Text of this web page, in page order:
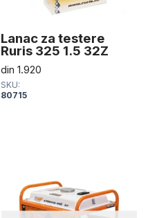
Lanac za testere
Ruris 325 1.5 32Z
din 1.920
SKU:
80715